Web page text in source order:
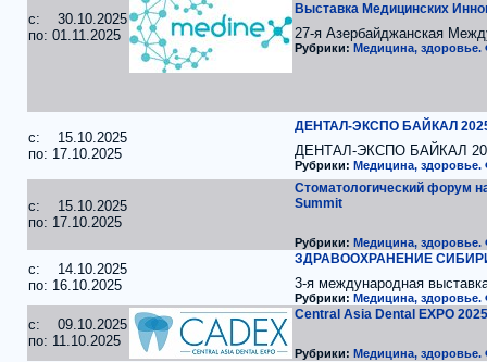
c: 30.10.2025
по: 01.11.2025
Выставка Медицинских
27-я Азербайджанская
Рубрики: Медицина, здоровье.
c: 15.10.2025
по: 17.10.2025
ДЕНТАЛ-ЭКСПО БАЙКАЛ
ДЕНТАЛ-ЭКСПО БАЙКАЛ
Рубрики: Медицина, здоровье.
c: 15.10.2025
по: 17.10.2025
Стоматологический форум
Summit
Рубрики: Медицина, здоровье.
c: 14.10.2025
по: 16.10.2025
ЗДРАВООХРАНЕНИЕ
3-я международная
Рубрики: Медицина, здоровье.
c: 09.10.2025
по: 11.10.2025
Central Asia Dental EXPO 2025
Рубрики: Медицина, здоровье.